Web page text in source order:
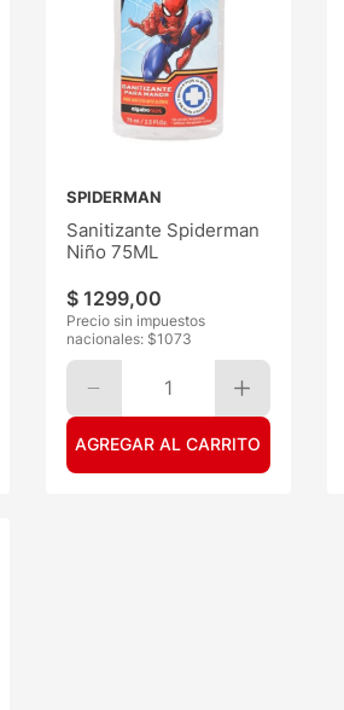
SPIDERMAN
Sanitizante Spiderman
Niño 75ML
$ 1299,00
Precio sin impuestos
nacionales: $1073
1
AGREGAR AL CARRITO